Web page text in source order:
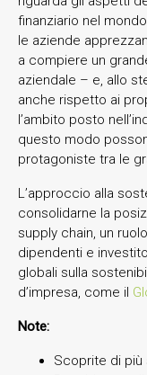
finanziario nel
le aziende
a compiere un
aziendale – e, allo
anche rispetto ai
l’ambito posto
questo modo
protagoniste tra le
L’approccio alla
consolidarne la
supply chain, un
dipendenti e
globali sulla
d’impresa, come il
Note:
Scoprite di più